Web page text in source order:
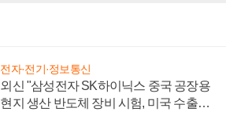
전자·전기·정보통신
외신 "삼성전자 SK하이닉스 중국 공장용
현지 생산 반도체 장비 시험, 미국 수출통